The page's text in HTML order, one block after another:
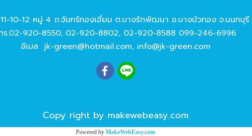
10-12 หมู่ 4 ถ.จันทร์ทองเอี่ยม ต.บางรักพัฒนา อ.บางบัวทอง จ.นนทบุรี
ร.02-920-8550, 02-920-8802, 02-920-8588 099-246-6996
อีเมล jk-green@hotmail.com, info@jk-green.com
Copy right by makewebeasy.com
Powered by MakeWebEasy.com